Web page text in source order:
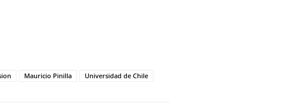
Mauricio Pinilla Universidad de Chile